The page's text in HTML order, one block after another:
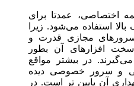
اختصاصی، عمدتا برای
استفاده می‌شود. زیرا
مجازی قدرت و
سخت افزارهای آن بطور
در بیشتر مواقع
و سرور خصوصی دیده
آن پایین تر است. در